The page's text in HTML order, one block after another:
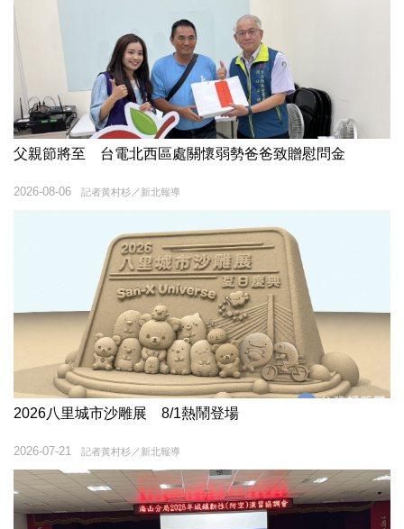
父親節將至 台電北西區處關懷弱勢爸爸致贈慰問金
記者黃村杉／新北報導
2026-08-06
2026八里城市沙雕展 8/1熱鬧登場
記者黃村杉／新北報導
2026-07-21